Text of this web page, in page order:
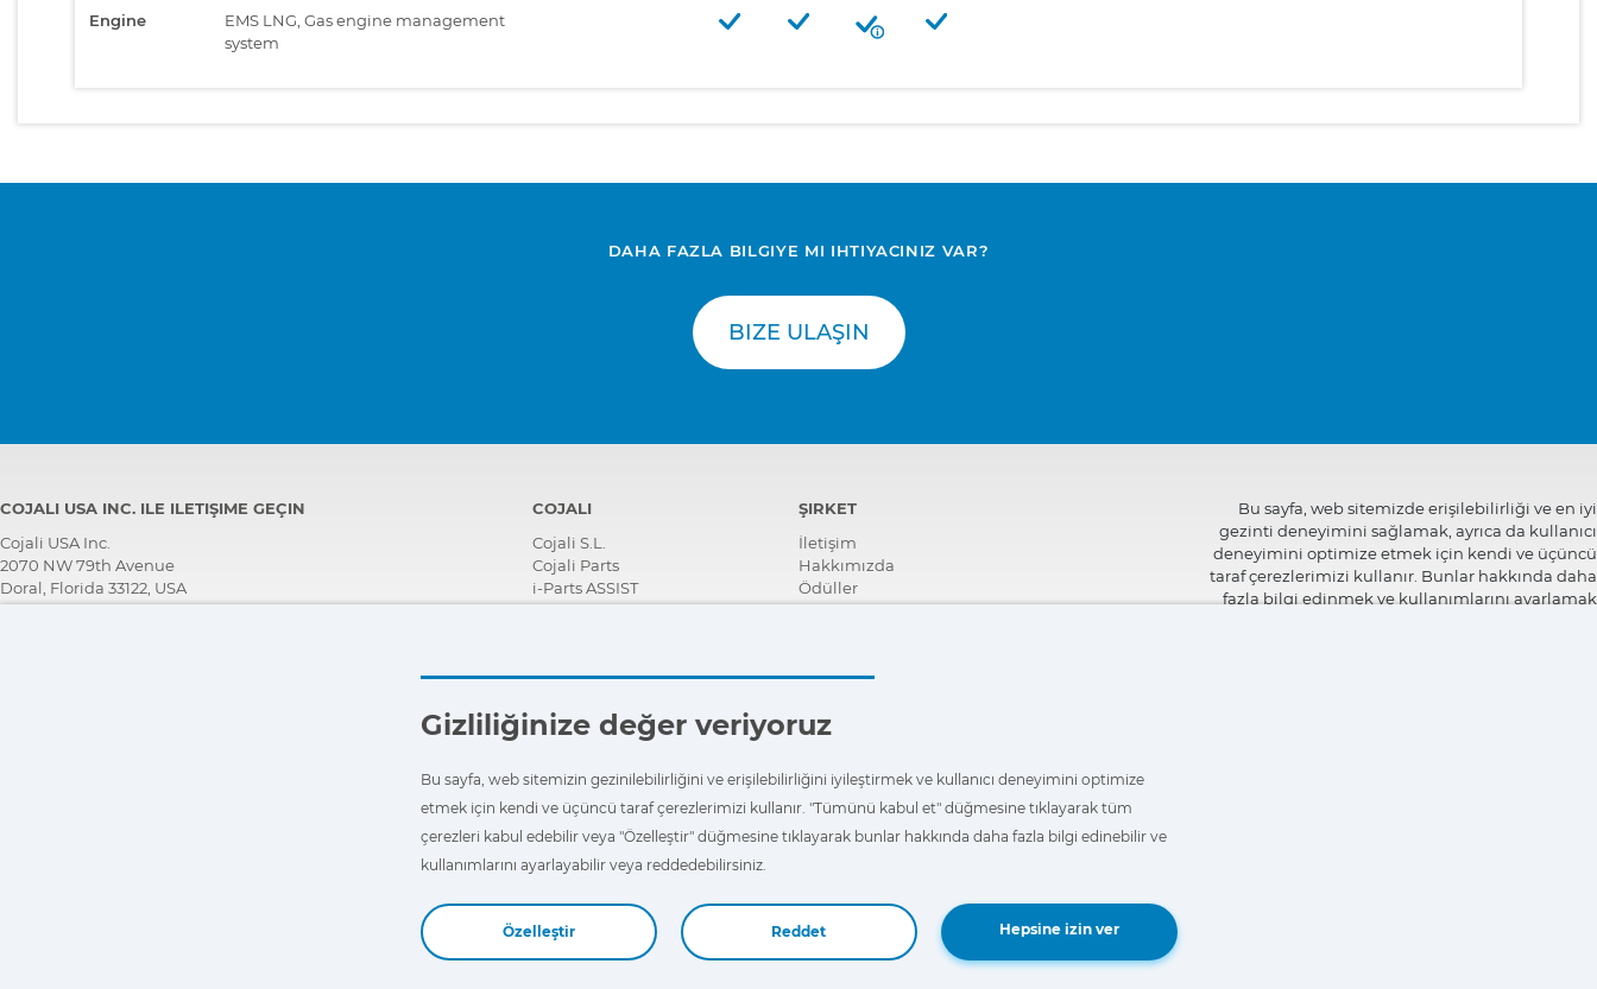
Engine
EMS LNG, Gas engine management
system
DAHA FAZLA BILGIYE MI IHTIYACINIZ VAR?
BIZE ULAŞIN
COJALI USA INC. ILE ILETIŞIME GEÇIN
Cojali USA Inc.
2070 NW 79th Avenue
Doral, Florida 33122, USA
COJALI
Cojali S.L.
Cojali Parts
i-Parts ASSIST
ŞIRKET
İletişim
Hakkımızda
Ödüller
Sertifikalar
Haberler
FAQ - Sıkça Sorulan Sorular
Bu sayfa, web sitemizde erişilebilirliği ve en iyi
gezinti deneyimini sağlamak, ayrıca da kullanıcı
deneyimini optimize etmek için kendi ve üçüncü
taraf çerezlerimizi kullanır. Bunlar hakkında daha
fazla bilgi edinmek ve kullanımlarını ayarlamak
Gizliliğinize değer veriyoruz
Bu sayfa, web sitemizin gezinilebilirliğini ve erişilebilirliğini iyileştirmek ve kullanıcı deneyimini optimize
etmek için kendi ve üçüncü taraf çerezlerimizi kullanır. "Tümünü kabul et" düğmesine tıklayarak tüm
çerezleri kabul edebilir veya "Özelleştir" düğmesine tıklayarak bunlar hakkında daha fazla bilgi edinebilir ve
kullanımlarını ayarlayabilir veya reddedebilirsiniz.
Özelleştir Reddet Hepsine izin ver